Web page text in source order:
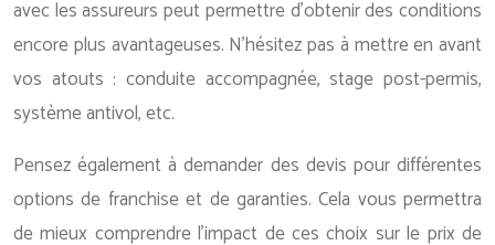
avec les assureurs peut permettre d’obtenir des conditions
encore plus avantageuses. N’hésitez pas à mettre en avant
vos atouts : conduite accompagnée, stage post-permis,
système antivol, etc.
Pensez également à demander des devis pour différentes
options de franchise et de garanties. Cela vous permettra
de mieux comprendre l’impact de ces choix sur le prix de